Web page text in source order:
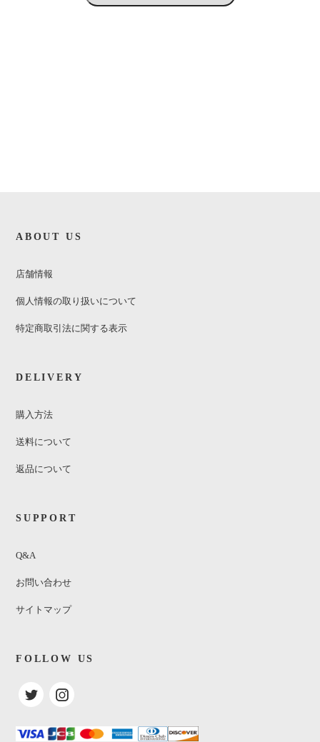
ABOUT US
店舗情報
個人情報の取り扱いについて
特定商取引法に関する表示
DELIVERY
購入方法
送料について
返品について
SUPPORT
Q&A
お問い合わせ
サイトマップ
FOLLOW US